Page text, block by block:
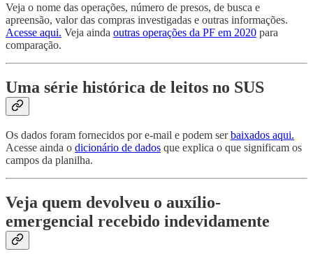
Veja o nome das operações, número de presos, de busca e
apreensão, valor das compras investigadas e outras informações.
Acesse aqui. Veja ainda outras operações da PF em 2020 para
comparação.
Uma série histórica de leitos no SUS
Os dados foram fornecidos por e-mail e podem serbaixados aqui.
Acesse ainda o dicionário de dados que explica o que significam os
campos da planilha.
Veja quem devolveu o auxílio-
emergencial recebido indevidamente